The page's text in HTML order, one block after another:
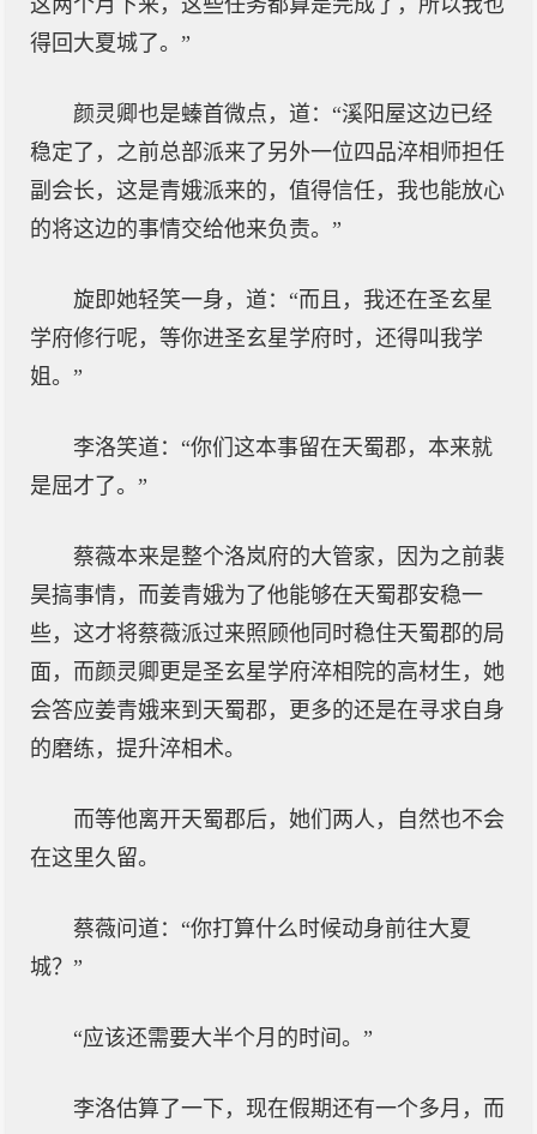
这两个月下来，这些任务都算是完成了，所以我也
得回大夏城了。”
颜灵卿也是螓首微点，道：“溪阳屋这边已经
稳定了，之前总部派来了另外一位四品淬相师担任
副会长，这是青娥派来的，值得信任，我也能放心
的将这边的事情交给他来负责。”
旋即她轻笑一身，道：“而且，我还在圣玄星
学府修行呢，等你进圣玄星学府时，还得叫我学
姐。”
李洛笑道：“你们这本事留在天蜀郡，本来就
是屈才了。”
蔡薇本来是整个洛岚府的大管家，因为之前裴
昊搞事情，而姜青娥为了他能够在天蜀郡安稳一
些，这才将蔡薇派过来照顾他同时稳住天蜀郡的局
面，而颜灵卿更是圣玄星学府淬相院的高材生，她
会答应姜青娥来到天蜀郡，更多的还是在寻求自身
的磨练，提升淬相术。
而等他离开天蜀郡后，她们两人，自然也不会
在这里久留。
蔡薇问道：“你打算什么时候动身前往大夏
城？”
“应该还需要大半个月的时间。”
李洛估算了一下，现在假期还有一个多月，而